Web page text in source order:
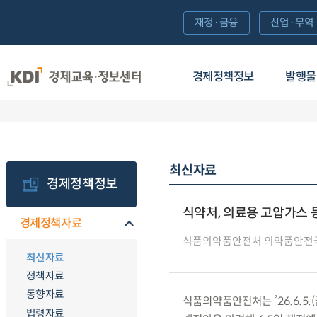
경제정책정보 발행물
재정·금융 산업·무역
경제정책정보
경제정책자료
최신자료
정책자료
동향자료
법령자료
최신자료
식약처, 의료용 고압가스
식품의약품안전처 의약품안
식품의약품안전처는